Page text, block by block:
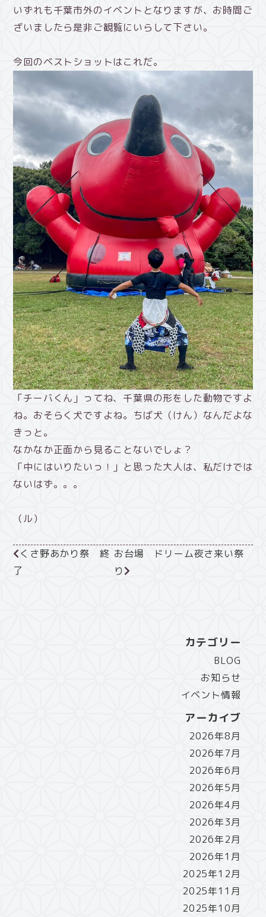
いずれも千葉市外のイベントとなりますが、お時間ご
ざいましたら是非ご観覧にいらして下さい。
今回のベストショットはこれだ。
「チーバくん」ってね、千葉県の形をした動物ですよ
ね。おそらく犬ですよね。ちば犬（けん）なんだよな
きっと。
なかなか正面から見ることないでしょ？
「中にはいりたいっ！」と思った大人は、私だけでは
ないはず。。。
（ル）
くさ野あかり祭 終
了
お台場 ドリーム夜さ来い祭
り
カテゴリー
BLOG
お知らせ
イベント情報
アーカイブ
2026年8月
2026年7月
2026年6月
2026年5月
2026年4月
2026年3月
2026年2月
2026年1月
2025年12月
2025年11月
2025年10月